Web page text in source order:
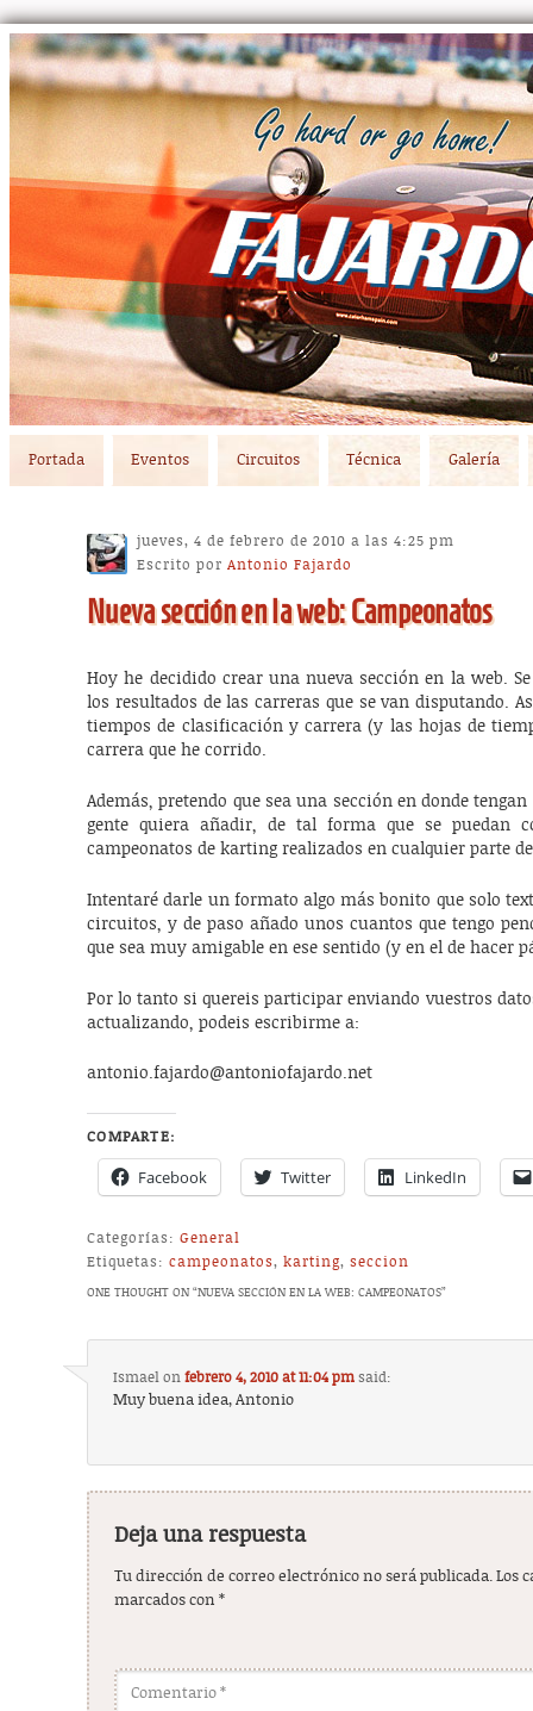
Skip to primary content
Skip to secondary content
Portada Eventos Circuitos Técnica Galería
Nueva sección en la web: Campeonatos
jueves, 4 de febrero de 2010 a las 4:25 pm
Escrito porAntonio Fajardo
Hoy he decidido crear una nueva sección en la web.
los resultados de las carreras que se van disputando.
tiempos de clasificación y carrera (y las hojas de
carrera que he corrido.
Además, pretendo que sea una sección en donde
gente quiera añadir, de tal forma que se puedan
campeonatos de karting realizados en cualquier parte
Intentaré darle un formato algo más bonito que solo
circuitos, y de paso añado unos cuantos que tengo
que sea muy amigable en ese sentido (y en el de hacer
Por lo tanto si quereis participar enviando vuestros
actualizando, podeis escribirme a:
antonio.fajardo@antoniofajardo.net
COMPARTE:
Facebook Twitter LinkedIn
Categorías: General
Etiquetas: campeonatos,karting,seccion
ONE THOUGHT ON “NUEVA SECCIÓN EN LA WEB: CAMPEONATOS”
Ismael onfebrero 4, 2010 at 11:04 pm said:
Muy buena idea, Antonio
Deja una respuesta
Tu dirección de correo electrónico no será publicada. Los
marcados con*
Comentario*